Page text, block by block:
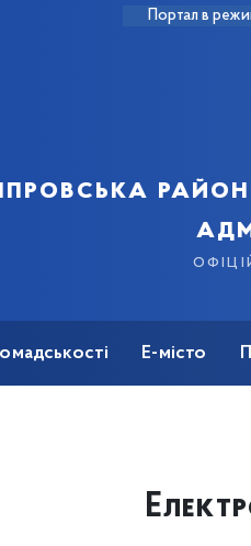
Портал в
Е-місто